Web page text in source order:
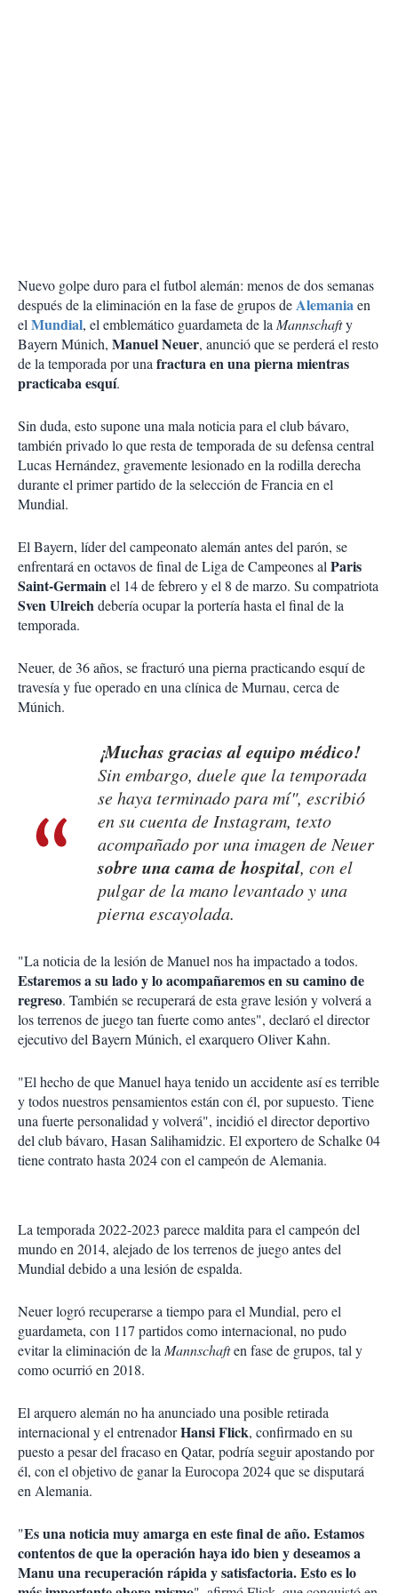
Nuevo golpe duro para el futbol alemán: menos de dos semanas
después de la eliminación en la fase de grupos deAlemaniaen
elMundial, el emblemático guardameta de laMannschafty
Bayern Múnich, Manuel Neuer, anunció que se perderá el resto
de la temporada por unafractura en una pierna mientras
practicaba esquí.
Sin duda, esto supone una mala noticia para el club bávaro,
también privado lo que resta de temporada de su defensa central
Lucas Hernández, gravemente lesionado en la rodilla derecha
durante el primer partido de la selección de Francia en el
Mundial.
El Bayern, líder del campeonato alemán antes del parón, se
enfrentará en octavos de final de Liga de Campeones alParis
Saint-Germainel 14 de febrero y el 8 de marzo. Su compatriota
Sven Ulreichdebería ocupar la portería hasta el final de la
temporada.
Neuer, de 36 años, se fracturó una pierna practicando esquí de
travesía y fue operado en una clínica de Murnau, cerca de
Múnich.
¡Muchas gracias al equipo médico!
Sin embargo, duele que la temporada
se haya terminado para mí", escribió
en su cuenta de Instagram, texto
acompañado por una imagen de Neuer
sobre una cama de hospital, con el
pulgar de la mano levantado y una
pierna escayolada.
"La noticia de la lesión de Manuel nos ha impactado a todos.
Estaremos a su lado y lo acompañaremos en su camino de
regreso. También se recuperará de esta grave lesión y volverá a
los terrenos de juego tan fuerte como antes", declaró el director
ejecutivo del Bayern Múnich, el exarquero Oliver Kahn.
"El hecho de que Manuel haya tenido un accidente así es terrible
y todos nuestros pensamientos están con él, por supuesto. Tiene
una fuerte personalidad y volverá", incidió el director deportivo
del club bávaro, Hasan Salihamidzic. El exportero de Schalke 04
tiene contrato hasta 2024 con el campeón de Alemania.
La temporada 2022-2023 parece maldita para el campeón del
mundo en 2014, alejado de los terrenos de juego antes del
Mundial debido a una lesión de espalda.
Neuer logró recuperarse a tiempo para el Mundial, pero el
guardameta, con 117 partidos como internacional, no pudo
evitar la eliminación de laMannschaften fase de grupos, tal y
como ocurrió en 2018.
El arquero alemán no ha anunciado una posible retirada
internacional y el entrenadorHansi Flick, confirmado en su
puesto a pesar del fracaso en Qatar, podría seguir apostando por
él, con el objetivo de ganar la Eurocopa 2024 que se disputará
en Alemania.
"Es una noticia muy amarga en este final de año. Estamos
contentos de que la operación haya ido bien y deseamos a
Manu una recuperación rápida y satisfactoria. Esto es lo